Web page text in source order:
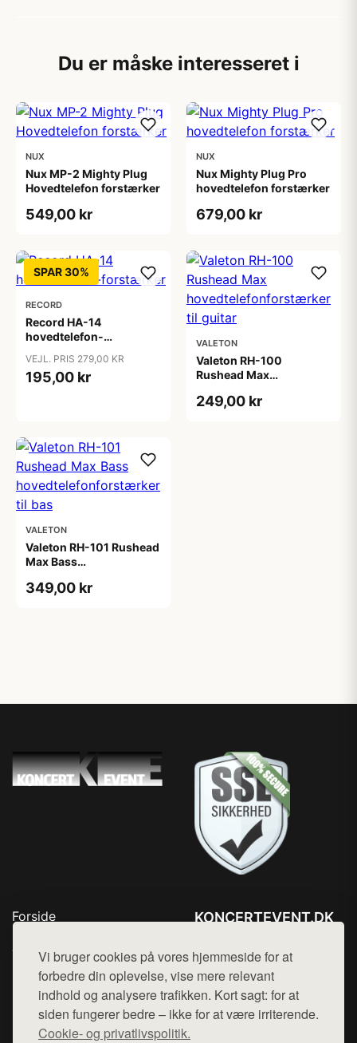
Vi bruger cookies på vores hjemmeside for at
forbedre din oplevelse, vise mere relevant
indhold og analysere trafikken. Kort sagt: for at
siden fungerer bedre – ikke for at være irriterende.
Cookie- og privatlivspolitik.
Du er måske interesseret i
NUX
Nux MP-2 Mighty Plug
Hovedtelefon forstærker
549,00 kr
NUX
Nux Mighty Plug Pro
hovedtelefon forstærker
679,00 kr
SPAR 30%
RECORD
Record HA-14
hovedtelefon-
VEJL. PRIS 279,00 KR
195,00 kr
VALETON
Valeton RH-100
Rushead Max
til guitar
249,00 kr
VALETON
Valeton RH-101 Rushead
Max Bass
til bas
349,00 kr
Forside
Top Rabatter
Blog
Kontakt
KONCERTEVENT.DK
Mail: hej@want.dk
Cookie- og privatlivspolitik